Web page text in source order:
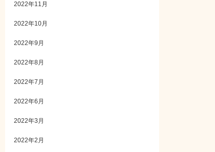
2022年11月
2022年10月
2022年9月
2022年8月
2022年7月
2022年6月
2022年3月
2022年2月